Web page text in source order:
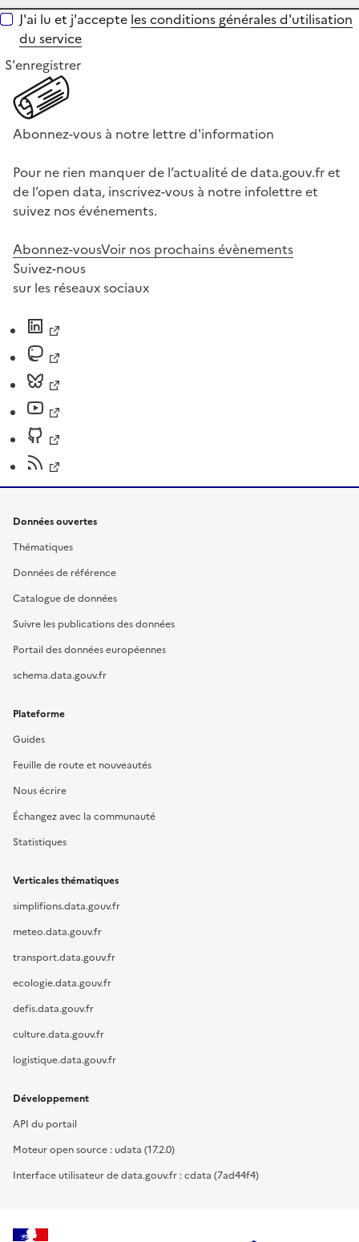
J'ai lu et j'accepte les conditions générales d'utilisation
du service
S'enregistrer
Abonnez-vous à notre lettre d'information
Pour ne rien manquer de l’actualité de data.gouv.fr et
de l’open data, inscrivez-vous à notre infolettre et
suivez nos événements.
Abonnez-vousVoir nos prochains évènements
Suivez-nous
sur les réseaux sociaux
Données ouvertes
Thématiques
Données de référence
Catalogue de données
Suivre les publications des données
Portail des données européennes
schema.data.gouv.fr
Plateforme
Guides
Feuille de route et nouveautés
Nous écrire
Échangez avec la communauté
Statistiques
Verticales thématiques
simplifions.data.gouv.fr
meteo.data.gouv.fr
transport.data.gouv.fr
ecologie.data.gouv.fr
defis.data.gouv.fr
culture.data.gouv.fr
logistique.data.gouv.fr
Développement
API du portail
Moteur open source : udata (17.2.0)
Interface utilisateur de data.gouv.fr : cdata (7ad44f4)